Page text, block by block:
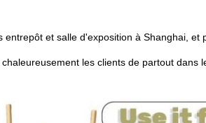
entrepôt et salle d'exposition à Shanghai,
les clients de partout dans